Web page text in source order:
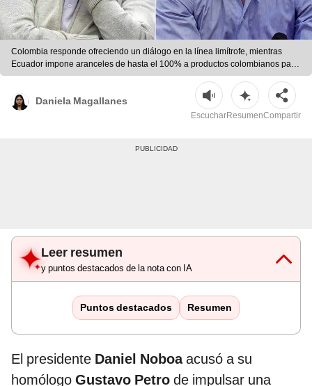
Colombia responde ofreciendo un diálogo en la línea limítrofe, mientras
Ecuador impone aranceles de hasta el 100% a productos colombianos para
combatir el tráfico de drogas. Foto: AFP
Daniela Magallanes
EscucharResumenCompartir
Leer resumen
y puntos destacados de la nota con IA
Puntos destacados Resumen
El presidente Daniel Noboaacusó a su
homólogo Gustavo Petro de impulsar una